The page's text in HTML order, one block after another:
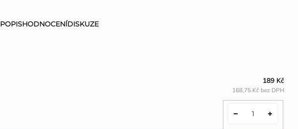
POPISHODNOCENÍDISKUZE
189 Kč
168,75 Kč bez DPH